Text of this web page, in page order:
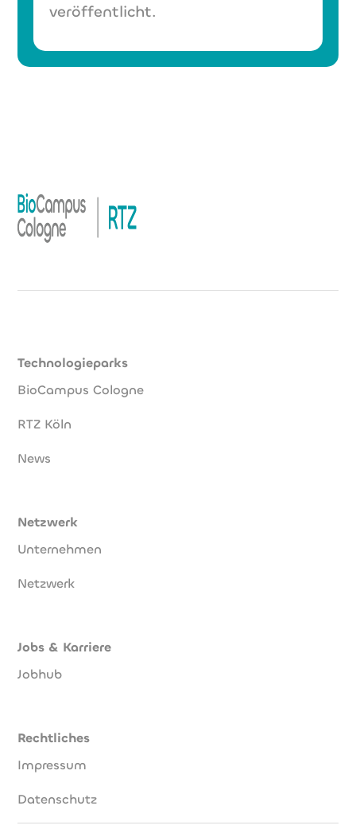
veröffentlicht.
Technologieparks
BioCampus Cologne
RTZ Köln
News
Netzwerk
Unternehmen
Netzwerk
Jobs & Karriere
Jobhub
Rechtliches
Impressum
Datenschutz